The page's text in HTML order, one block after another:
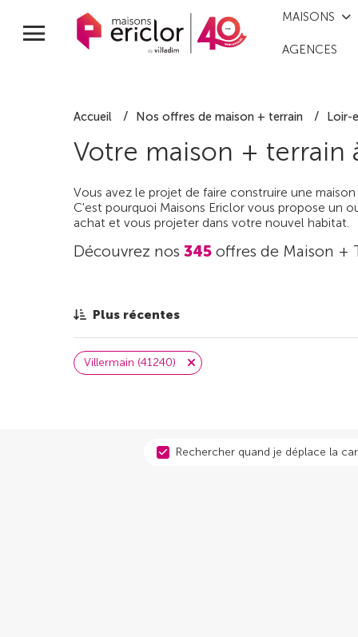
MAISONS
AGENCES
Accueil Nos offres de maison + terrain Loir-
Votre maison + terrain
Vous avez le projet de faire construire une
C'est pourquoi Maisons Ericlor vous propose un
achat et vous projeter dans votre nouvel habitat.
Découvrez nos 345 offres de Maison +
Plus récentes
Villermain (41240)
Rechercher quand je déplace la